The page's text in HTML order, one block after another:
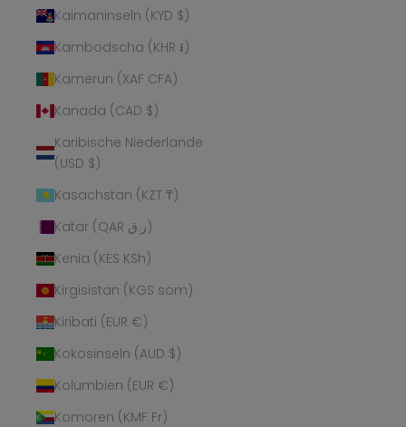
Kaimaninseln (KYD $)
Kambodscha (KHR ៛)
Kamerun (XAF CFA)
Kanada (CAD $)
Karibische Niederlande
(USD $)
Kasachstan (KZT ₸)
Katar (QAR ر.ق)
Kenia (KES KSh)
Kirgisistan (KGS som)
Kiribati (EUR €)
Kokosinseln (AUD $)
Kolumbien (EUR €)
Komoren (KMF Fr)